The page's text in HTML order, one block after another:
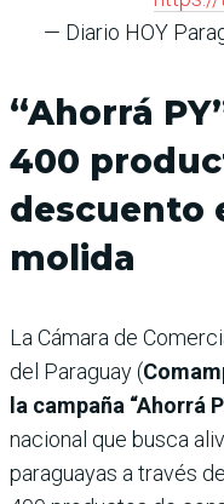
— Diario HOY
“Ahorrá
400
descuento
molida
La Cámara de
del Paraguay (
la campaña “Ahorrá
nacional que busca
paraguayas a través